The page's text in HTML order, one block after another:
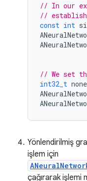
// In our
//
const int
// We set
int32_t
Yönlendirilmiş
işlem için
çağırarak işlemi